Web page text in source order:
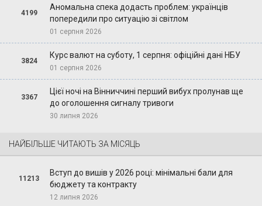
4199
Аномальна спека додасть проблем: українців
попередили про ситуацію зі світлом
01 серпня 2026
3824
Курс валют на суботу, 1 серпня: офіційні дані НБУ
01 серпня 2026
3367
Цієї ночі на Вінниччині перший вибух пролунав ще
до оголошення сигналу тривоги
30 липня 2026
НАЙБІЛЬШЕ ЧИТАЮТЬ ЗА МІСЯЦЬ
11213
Вступ до вишів у 2026 році: мінімальні бали для
бюджету та контракту
12 липня 2026